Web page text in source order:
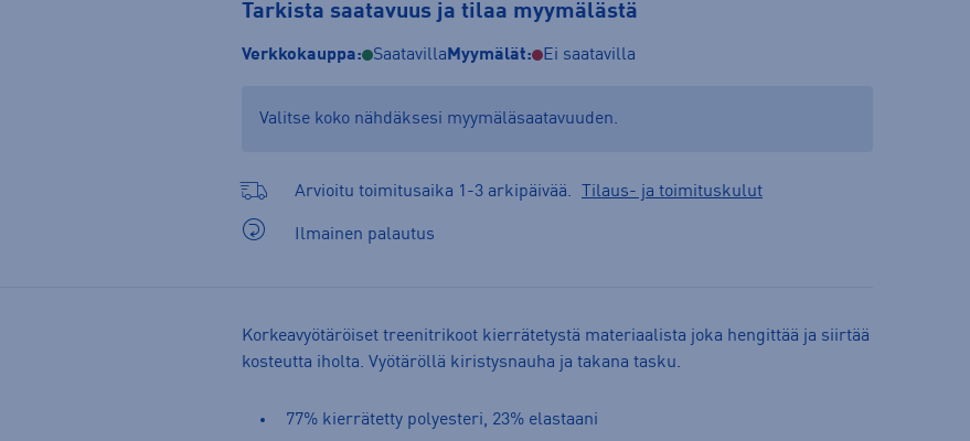
Tarkista saatavuus ja tilaa myymälästä
Verkkokauppa: Saatavilla Myymälät: Ei saatavilla
Valitse koko nähdäksesi myymäläsaatavuuden.
Arvioitu toimitusaika 1-3 arkipäivää. Tilaus- ja toimituskulut
Ilmainen palautus
Korkeavyötäröiset treenitrikoot kierrätetystä materiaalista joka hengittää ja siirtää
kosteutta iholta. Vyötäröllä kiristysnauha ja takana tasku.
77% kierrätetty polyesteri, 23% elastaani